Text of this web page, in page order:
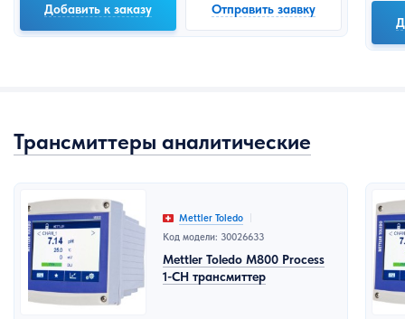
Добавить к заказу Отправить заявку
Трансмиттеры аналитические
Mettler Toledo
Код модели: 30026633
Mettler Toledo M800 Process
1-CH трансмиттер